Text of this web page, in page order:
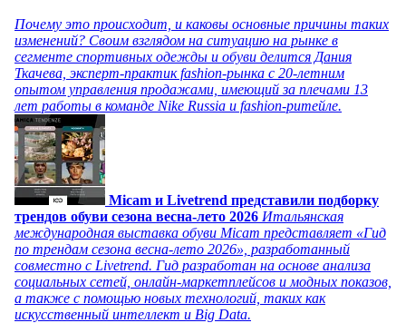
Почему это происходит, и каковы основные причины таких
изменений? Своим взглядом на ситуацию на рынке в
сегменте спортивных одежды и обуви делится Дания
Ткачева, эксперт-практик fashion-рынка с 20-летним
опытом управления продажами, имеющий за плечами 13
лет работы в команде Nike Russia и fashion-ритейле.
Micam и Livetrend представили подборку
трендов обуви сезона весна-лето 2026 Итальянская
международная выставка обуви Micam представляет «Гид
по трендам сезона весна-лето 2026», разработанный
совместно с Livetrend. Гид разработан на основе анализа
социальных сетей, онлайн-маркетплейсов и модных показов,
а также с помощью новых технологий, таких как
искусственный интеллект и Big Data.